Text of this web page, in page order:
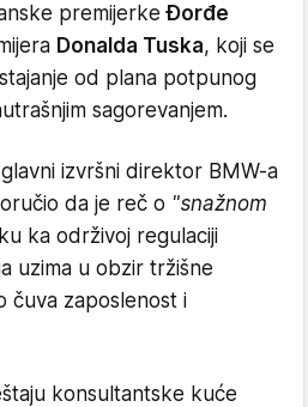
premijerkeĐorđe
Donalda Tuska, koji se
od plana potpunog
sagorevanjem.
izvršni direktor BMW-a
da je reč o "snažnom
ka održivoj regulaciji
uzima u obzir tržišne
čuva zaposlenost i
konsultantske kuće